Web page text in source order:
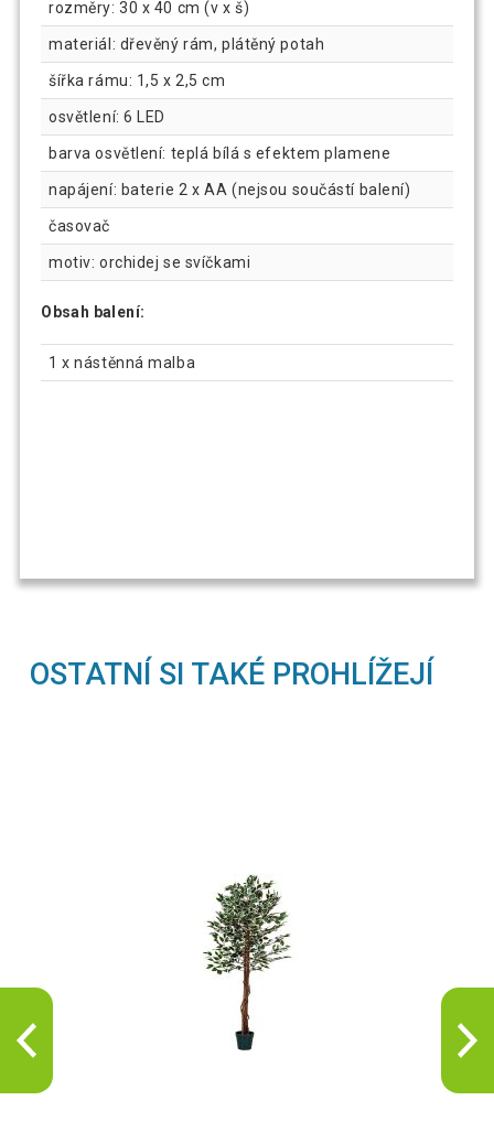
rozměry: 30 x 40 cm (v x š)
materiál: dřevěný rám, plátěný potah
šířka rámu: 1,5 x 2,5 cm
osvětlení: 6 LED
barva osvětlení: teplá bílá s efektem plamene
napájení: baterie 2 x AA (nejsou součástí balení)
časovač
motiv: orchidej se svíčkami
Obsah balení:
1 x nástěnná malba
OSTATNÍ SI TAKÉ PROHLÍŽEJÍ